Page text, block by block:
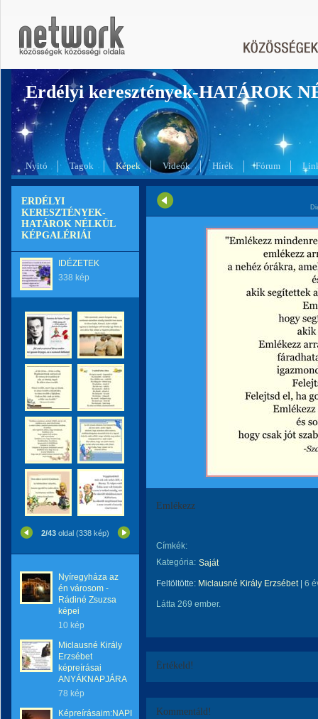
Erdélyi keresztények-HATÁROK
Nyitó Tagok Képek Videók Hírek Fórum
ERDÉLYI
KERESZTÉNYEK-
HATÁROK NÉLKÜL
KÉPGALÉRIÁI
IDÉZETEK
338 kép
2/43 oldal (338 kép)
Nyíregyháza az
én városom -
Rádiné Zsuzsa
képei
10 kép
Miclausné Király
Erzsébet
képreírásai
ANYÁKNAPJÁRA
78 kép
Képreírásaim:NAPI
Emlékezz
Címkék:
Kategória: Saját
Feltöltötte: Miclausné Király Erzsébet| 6
Látta 269 ember.
Értékeld!
Kommentáld!